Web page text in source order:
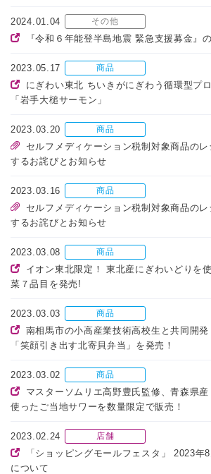
2024.01.04 その他
『令和６年能登半島地震 緊急支援募金』
2023.05.17 商品
にぎわい東北 ちいきがにぎわう循環型プ
「岩手大槌サーモン」
2023.03.20 商品
セルフメディケーション税制対象商品の
するお詫びとお知らせ
2023.03.16 商品
セルフメディケーション税制対象商品の
するお詫びとお知らせ
2023.03.08 商品
イオン東北限定！ 東北産にぎわいどりを
菜７品目を発売!
2023.03.03 商品
南相馬市の小高産業技術高校生と共同開
「笑顔引き出す北寄貝弁当」を発売！
2023.03.02 商品
マスターソムリエ高野豊氏監修、青森県
使ったご当地サワーを数量限定で販売！
2023.02.24 店舗
「ショッピングモールフェスタ」 2023年
について